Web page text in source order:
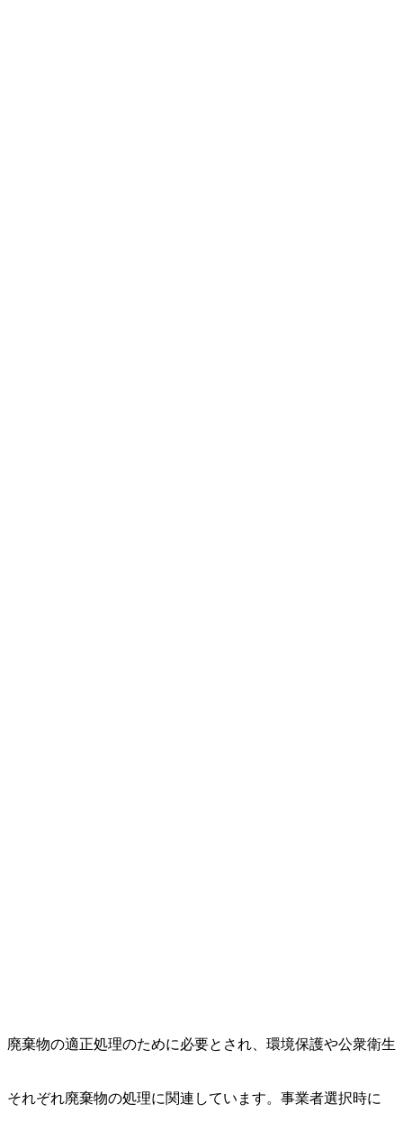
棄物の適正処理のために必要とされ、環境保護や公衆衛生
れぞれ廃棄物の処理に関連しています。事業者選択時に